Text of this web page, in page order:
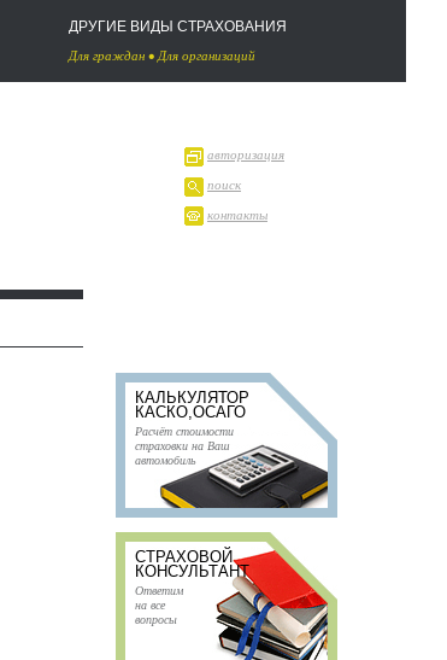
ДРУГИЕ ВИДЫ СТРАХОВАНИЯ
Для граждан •Для организаций
авторизация
поиск
контакты
КАЛЬКУЛЯТОР
КАСКО,ОСАГО
Расчёт стоимости
страховки на Ваш
автомобиль
СТРАХОВОЙ
КОНСУЛЬТАНТ
Ответим
на все
вопросы